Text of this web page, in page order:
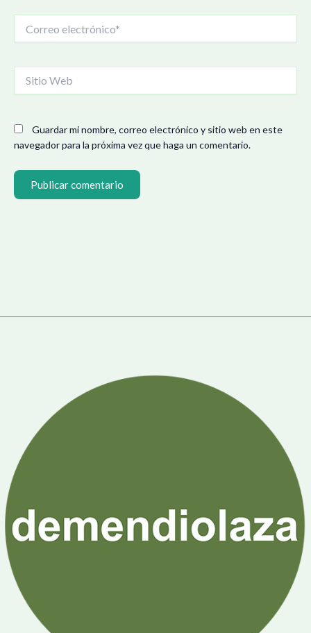
electrónico*
Web
Guardar mi nombre, correo electrónico y sitio web en este
navegador para la próxima vez que haga un comentario.